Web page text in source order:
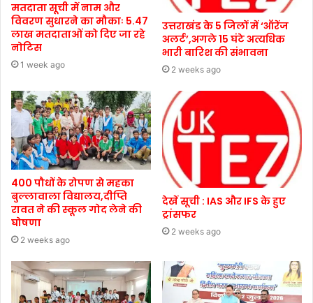
मतदाता सूची में नाम और
विवरण सुधारने का मौकाः 5.47
लाख मतदाताओं को दिए जा रहे
नोटिस
1 week ago
उत्तराखंड के 5 जिलों में ‘ऑरेंज
अलर्ट’,अगले 15 घंटे अत्यधिक
भारी बारिश की संभावना
2 weeks ago
400 पौधों के रोपण से महका
बुल्लावाला विद्यालय,दीप्ति
रावत ने की स्कूल गोद लेने की
घोषणा
2 weeks ago
देखें सूची : IAS और IFS के हुए
ट्रांसफर
2 weeks ago